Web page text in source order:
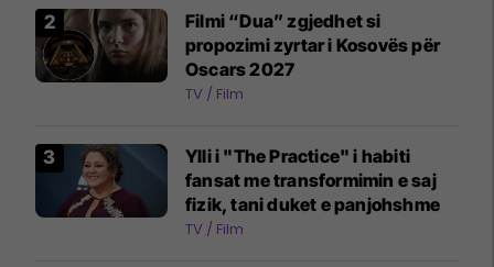
Filmi “Dua” zgjedhet si
propozimi zyrtar i Kosovës për
Oscars 2027
TV / Film
Ylli i "The Practice" i habiti
fansat me transformimin e saj
fizik, tani duket e panjohshme
TV / Film